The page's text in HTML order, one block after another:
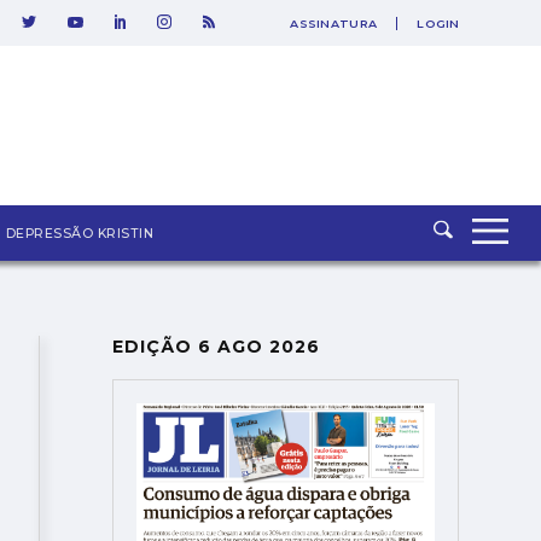
ASSINATURA LOGIN
DEPRESSÃO KRISTIN
EDIÇÃO 6 AGO 2026